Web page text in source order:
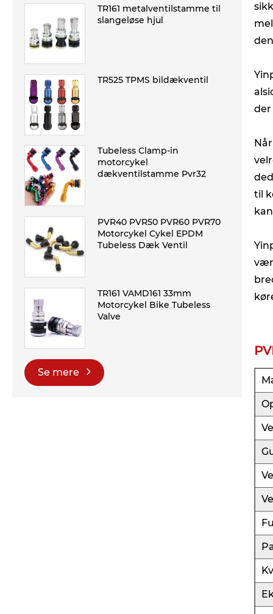
TR161 metalventilstamme til
slangeløse hjul
TR525 TPMS bildækventil
Tubeless Clamp-in
motorcykel
dækventilstamme Pvr32
PVR40 PVR50 PVR60 PVR70
Motorcykel Cykel EPDM
Tubeless Dæk Ventil
TR161 VAMD161 33mm
Motorcykel Bike Tubeless
Valve
Se mere
til